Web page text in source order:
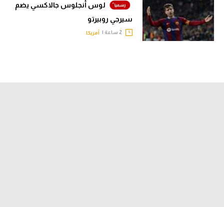
لوس أنجلوس جالاكسي يضم
سيرجي روبيرتو
أمريكا